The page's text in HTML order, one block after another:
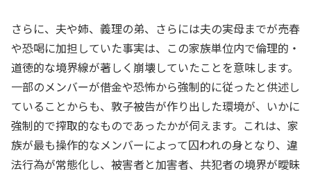
さらに、夫や姉、義理の弟、さらには夫の実母までが売春
や恐喝に加担していた事実は、この家族単位内で倫理的・
道徳的な境界線が著しく崩壊していたことを意味します。
一部のメンバーが借金や恐怖から強制的に従ったと供述し
ていることからも、敦子被告が作り出した環境が、いかに
強制的で搾取的なものであったかが伺えます。これは、家
族が最も操作的なメンバーによって囚われの身となり、違
法行為が常態化し、被害者と加害者、共犯者の境界が曖昧